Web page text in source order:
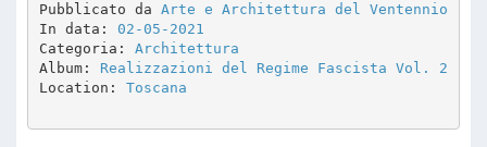
Pubblicato da Arte e Architettura del Ventennio
In data: 02-05-2021
Categoria: Architettura
Album: Realizzazioni del Regime Fascista Vol. 2
Location: Toscana